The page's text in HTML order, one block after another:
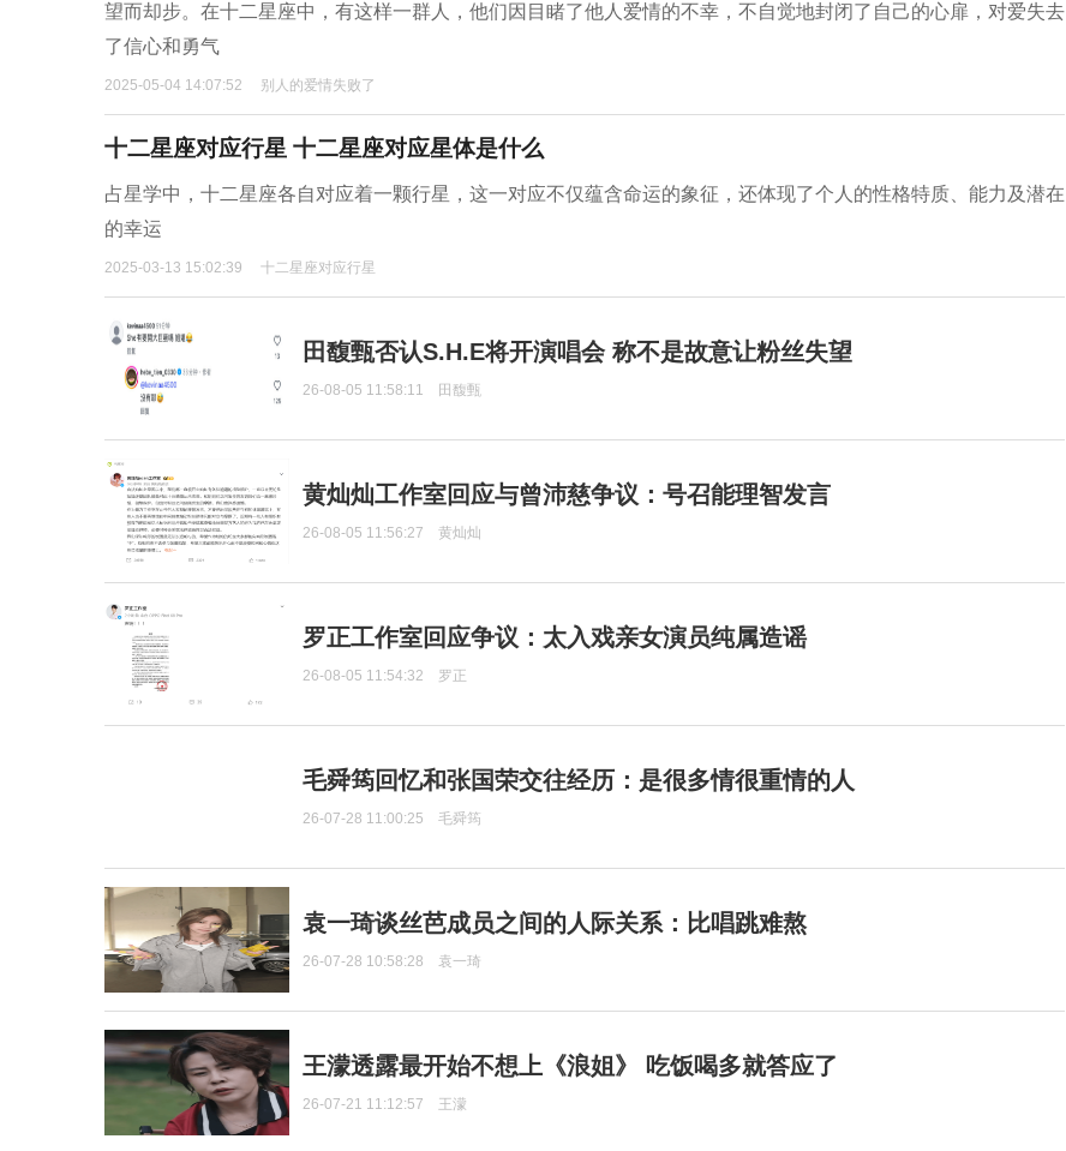
望而却步。在十二星座中，有这样一群人，他们因目睹了他人爱情的不幸，不自觉地封闭了自己的心扉，对爱失去
了信心和勇气
2025-05-04 14:07:52 别人的爱情失败了
十二星座对应行星 十二星座对应星体是什么
占星学中，十二星座各自对应着一颗行星，这一对应不仅蕴含命运的象征，还体现了个人的性格特质、能力及潜在
的幸运
2025-03-13 15:02:39 十二星座对应行星
田馥甄否认S.H.E将开演唱会 称不是故意让粉丝失望
26-08-05 11:58:11 田馥甄
黄灿灿工作室回应与曾沛慈争议：号召能理智发言
26-08-05 11:56:27 黄灿灿
罗正工作室回应争议：太入戏亲女演员纯属造谣
26-08-05 11:54:32 罗正
毛舜筠回忆和张国荣交往经历：是很多情很重情的人
26-07-28 11:00:25 毛舜筠
袁一琦谈丝芭成员之间的人际关系：比唱跳难熬
26-07-28 10:58:28 袁一琦
王濛透露最开始不想上《浪姐》 吃饭喝多就答应了
26-07-21 11:12:57 王濛